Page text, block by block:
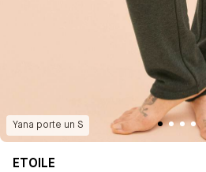
Yana porte un S
ETOILE